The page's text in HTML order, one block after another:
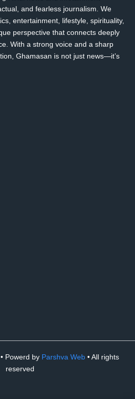
and fearless journalism. We
entertainment, lifestyle, spirituality,
perspective that connects deeply
With a strong voice and a sharp
Ghamasan is not just news—it’s
Powerd by Parshva Web • All rights
reserved